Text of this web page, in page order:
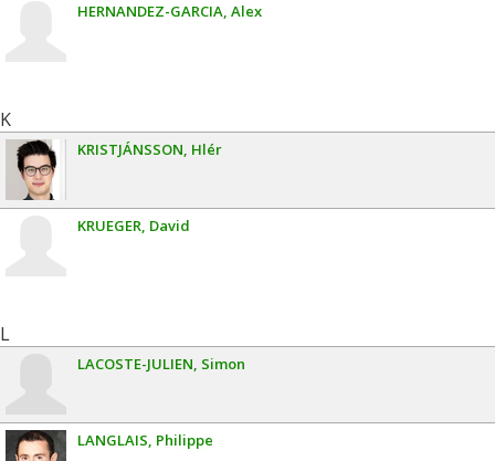
HERNANDEZ-GARCIA Alex
K
KRISTJÁNSSON Hlér
KRUEGER David
L
LACOSTE-JULIEN Simon
LANGLAIS Philippe